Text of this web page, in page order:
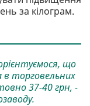
за кілограм.
що
в торговельних
37-40 грн, -